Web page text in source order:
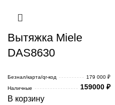
Вытяжка Miele
DAS8630
Безнал/карта/qr-код
179 000 ₽
Наличные
159000 ₽
В корзину